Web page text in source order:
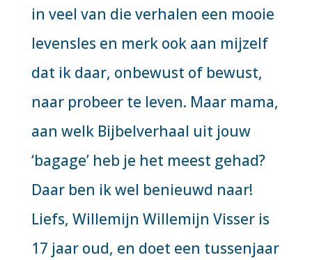
in veel van die verhalen een mooie
levensles en merk ook aan mijzelf
dat ik daar, onbewust of bewust,
naar probeer te leven. Maar mama,
aan welk Bijbelverhaal uit jouw
‘bagage’ heb je het meest gehad?
Daar ben ik wel benieuwd naar!
Liefs, Willemijn Willemijn Visser is
17 jaar oud, en doet een tussenjaar